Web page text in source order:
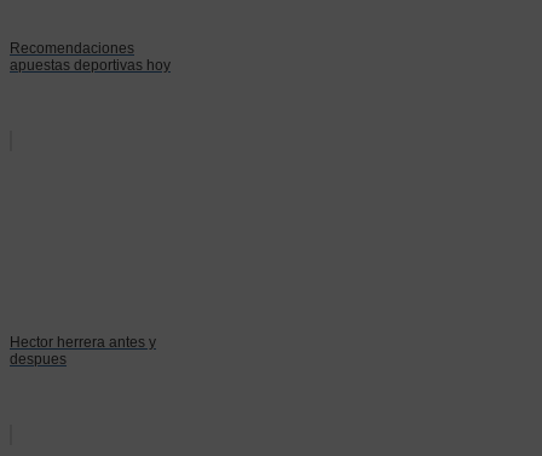
Recomendaciones
apuestas deportivas hoy
Hector herrera antes y
despues